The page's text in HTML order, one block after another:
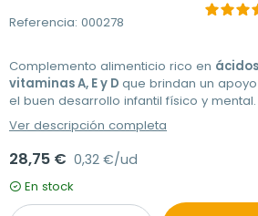
Referencia: 000278
Complemento alimenticio rico en
vitaminas A, E y D que brindan un
el buen desarrollo infantil físico y mental.
Ver descripción completa
28,75 € 0,32 €/ud
En stock